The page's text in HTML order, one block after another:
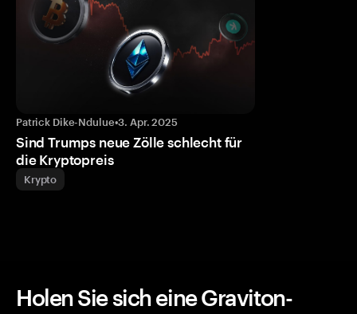
Patrick Dike-Ndulue•3. Apr. 2025
Sind Trumps neue Zölle schlecht für
die Kryptopreis
Krypto
Holen Sie sich eine Graviton-